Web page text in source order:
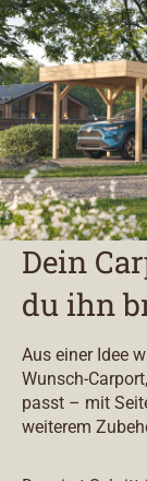
Dein
du ihn
Aus einer Idee
Wunsch-
passt – mit
weiterem